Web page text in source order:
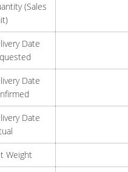
(Sales
Date
Date
Date
Weight